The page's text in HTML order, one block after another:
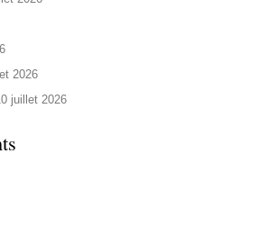
2026
juillet 2026